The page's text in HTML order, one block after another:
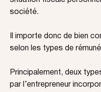
société.
Il importe donc de bien
selon les types de
Principalement, deux
par l’entrepreneur